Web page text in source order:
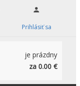
Prihlásiť sa
je prázdny
za 0.00 €